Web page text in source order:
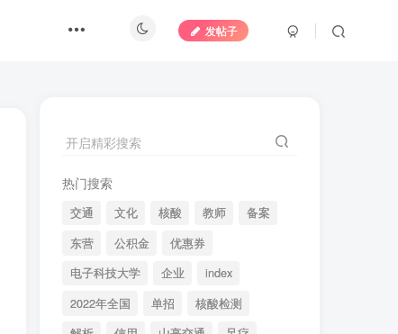
发帖子
开启精彩搜索
热门搜索
交通 文化 核酸 教师
备案
东营
公积金
优惠券
电子科技大学
企业
index
2022年全国
单招
核酸检测